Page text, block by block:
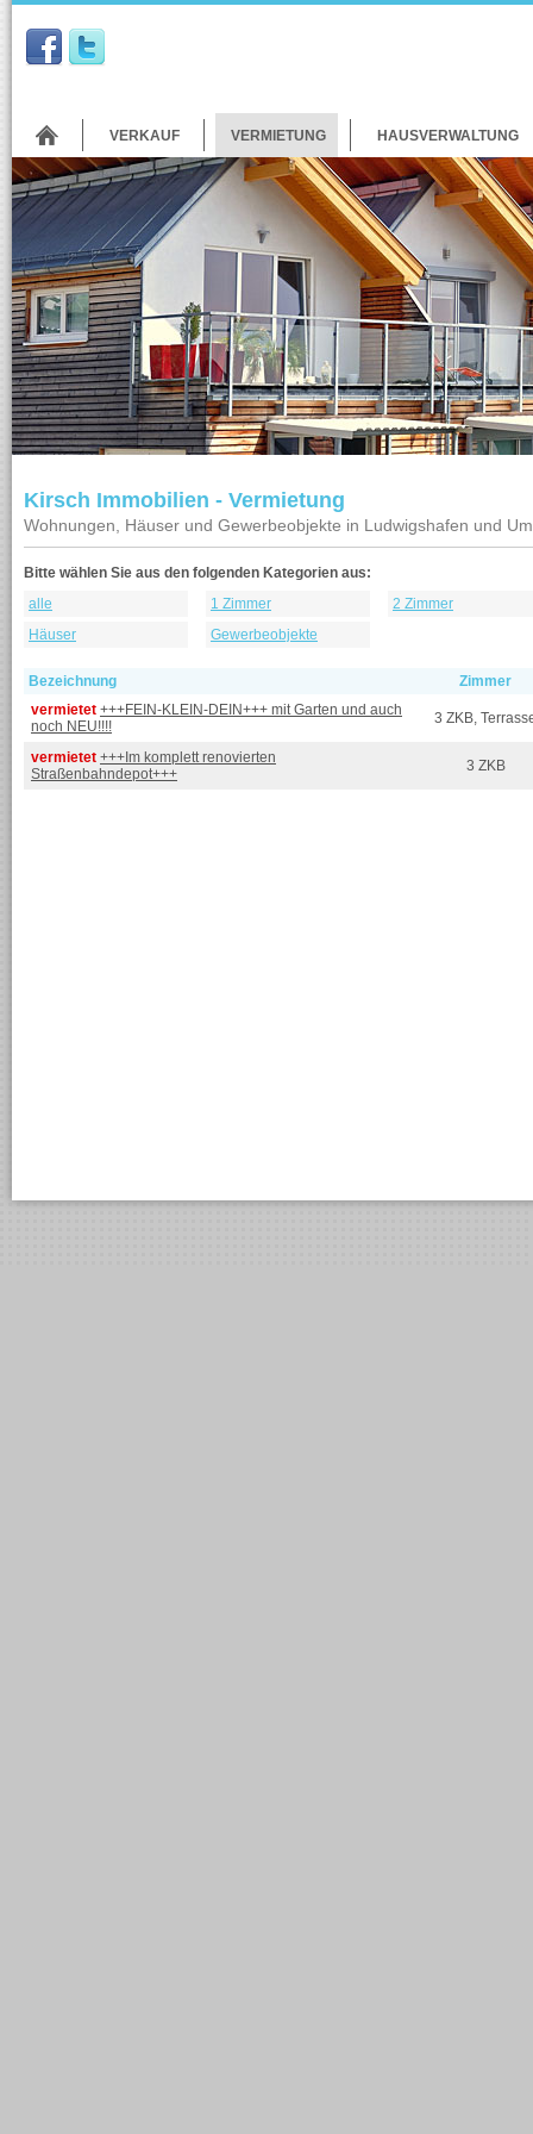
VERKAUF VERMIETUNG HAUSVERWALTUNG
Kirsch Immobilien - Vermietung
Wohnungen, Häuser und Gewerbeobjekte in Ludwigshafen und
Bitte wählen Sie aus den folgenden Kategorien aus:
alle
1 Zimmer
2 Zimmer
Häuser
Gewerbeobjekte
Bezeichnung
Zimmer
vermietet +++FEIN-KLEIN-DEIN+++ mit Garten und auch
noch NEU!!!!
3 ZKB,
vermietet +++Im komplett renovierten
Straßenbahndepot+++
3 ZKB